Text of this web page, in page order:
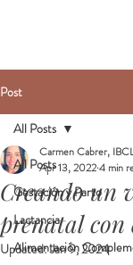
Post
All Posts
Gestación y Parto
Lactancia
Alimentación
All Posts
Creando un
prenatal con
Carmen Cabrer,
Apr 13, 20224 min
Updated:Jan 9, 2024